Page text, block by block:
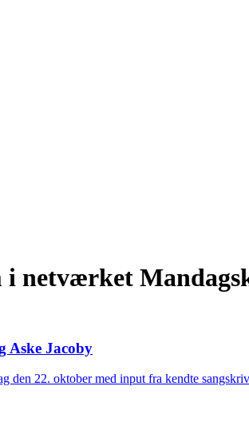
i netværket
Aske Jacoby
den 22. oktober med input fra kendte